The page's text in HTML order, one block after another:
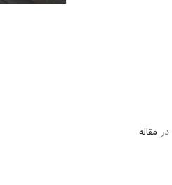
در مقاله